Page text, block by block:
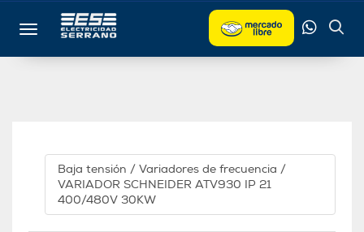
Toggle navigation
Baja tensión / Variadores de frecuencia /
VARIADOR SCHNEIDER ATV930 IP 21
400/480V 30KW